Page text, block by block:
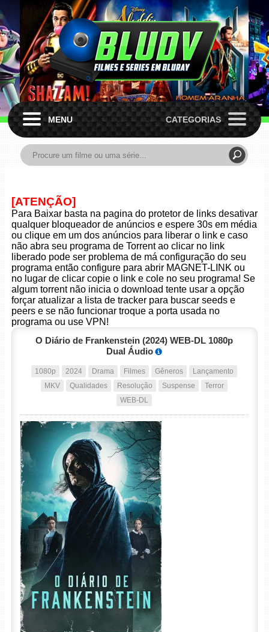
MENU CATEGORIAS
[ATENÇÃO]
Para Baixar basta na pagina do protetor de links desativar
qualquer bloqueador de anúncios e espere 30s em média
ou clique em um dos anúncios para liberar o link e caso
não abra seu programa de Torrent ao clicar no link
liberado pode ser problema de má configuração do seu
programa então configure para abrir MAGNET-LINK ou
no lugar de clicar copie o link e cole no seu programa! Se
algum torrent não inicia o download tente usar a opção
forçar atualizar a lista de tracker para buscar seeds e
peers e se não funcionar troque a porta usada no
programa ou use VPN!
O Diário de Frankenstein (2024) WEB-DL 1080p
Dual Áudio
1080p 2024 Drama Filmes Gêneros
Lançamento
MKV
Qualidades Resolução Suspense
Terror
WEB-DL